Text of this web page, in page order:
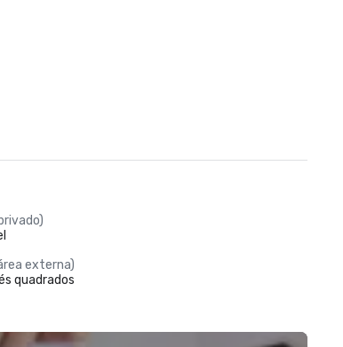
externa)
quadrados